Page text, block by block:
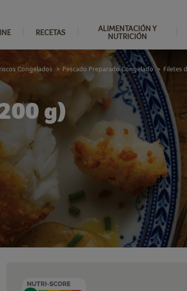
RECETAS
ALIMENTACIÓN Y
NUTRICIÓN
g)
Congelados > Pescado Preparado Congelado > Filetes